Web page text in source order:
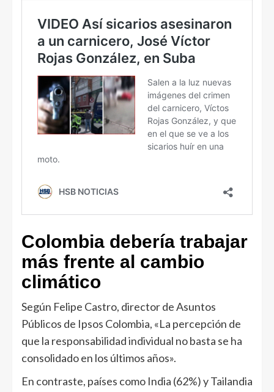
Colombia debería trabajar
más frente al cambio
climático
Según Felipe Castro, director de Asuntos
Públicos de Ipsos Colombia, «La percepción de
que la responsabilidad individual no basta se ha
consolidado en los últimos años».
En contraste, países como India (62%) y Tailandia